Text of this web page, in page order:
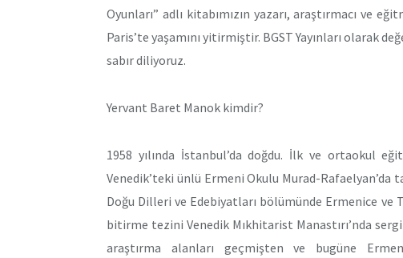
Oyunları” adlı kitabımızın yazarı, araştırmacı ve
Paris’te yaşamını yitirmiştir. BGST Yayınları olarak
sabır diliyoruz.
Yervant Baret Manok kimdir?
1958 yılında İstanbul’da doğdu. İlk ve ortaokul
Venedik’teki ünlü Ermeni Okulu Murad-Rafaelyan’da
Doğu Dilleri ve Edebiyatları bölümünde Ermenice ve
bitirme tezini Venedik Mıkhitarist Manastırı’nda
araştırma alanları geçmişten ve bugüne